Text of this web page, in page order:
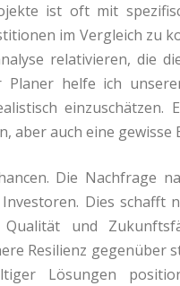
ist oft mit
im Vergleich zu
relativieren, die
helfe ich
aber auch eine
Die Nachfrage
Dies
und
Resilienz gegenüber
Lösungen